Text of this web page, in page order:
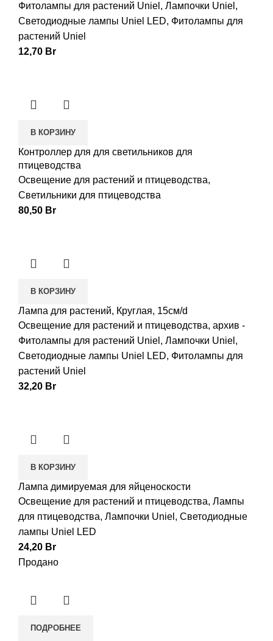
Фитолампы для растений Uniel , Лампочки Uniel ,
Светодиодные лампы Uniel LED, Фитолампы для
растений Uniel
12,70 Br
В КОРЗИНУ
Контроллер для для светильников для
птицеводства
Освещение для растений и птицеводства,
Светильники для птицеводства
80,50 Br
В КОРЗИНУ
Лампа для растений, Круглая, 15см/d
Освещение для растений и птицеводства, архив -
Фитолампы для растений Uniel , Лампочки Uniel ,
Светодиодные лампы Uniel LED, Фитолампы для
растений Uniel
32,20 Br
В КОРЗИНУ
Лампа димируемая для яйценоскости
Освещение для растений и птицеводства, Лампы
для птицеводства, Лампочки Uniel , Светодиодные
лампы Uniel LED
24,20 Br
Продано
ПОДРОБНЕЕ